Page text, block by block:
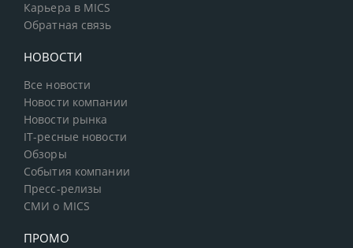
Карьера в MICS
Обратная связь
НОВОСТИ
Все новости
Новости компании
Новости рынка
IT-ресные новости
Обзоры
События компании
Пресс-релизы
СМИ о MICS
ПРОМО